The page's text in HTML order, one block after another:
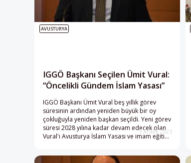
IGGÖ Başkanı Seçilen Ümit Vural:
“Öncelikli Gündem İslam Yasası”
IGGÖ Başkanı Ümit Vural beş yıllık görev
süresinin ardından yeniden büyük bir oy
çokluğuyla yeniden başkan seçildi. Yeni görev
süresi 2028 yılına kadar devam edecek olan
Vural'ı Avusturya İslam Yasası ve imam eğitimi
AVUSTURYA
5 Aralık 2023